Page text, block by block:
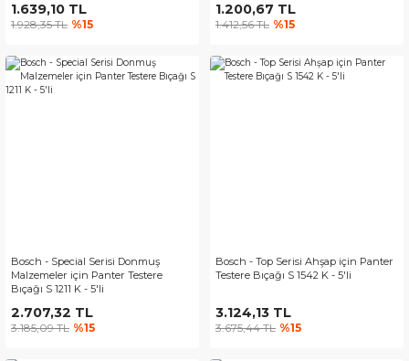
1.639,10 TL
1.928,35 TL %15
1.200,67 TL
1.412,56 TL %15
Bosch - Special Serisi Donmuş
Malzemeler için Panter Testere
Bıçağı S 1211 K - 5'li
2.707,32 TL
3.185,09 TL %15
Bosch - Top Serisi Ahşap için Panter
Testere Bıçağı S 1542 K - 5'li
3.124,13 TL
3.675,44 TL %15